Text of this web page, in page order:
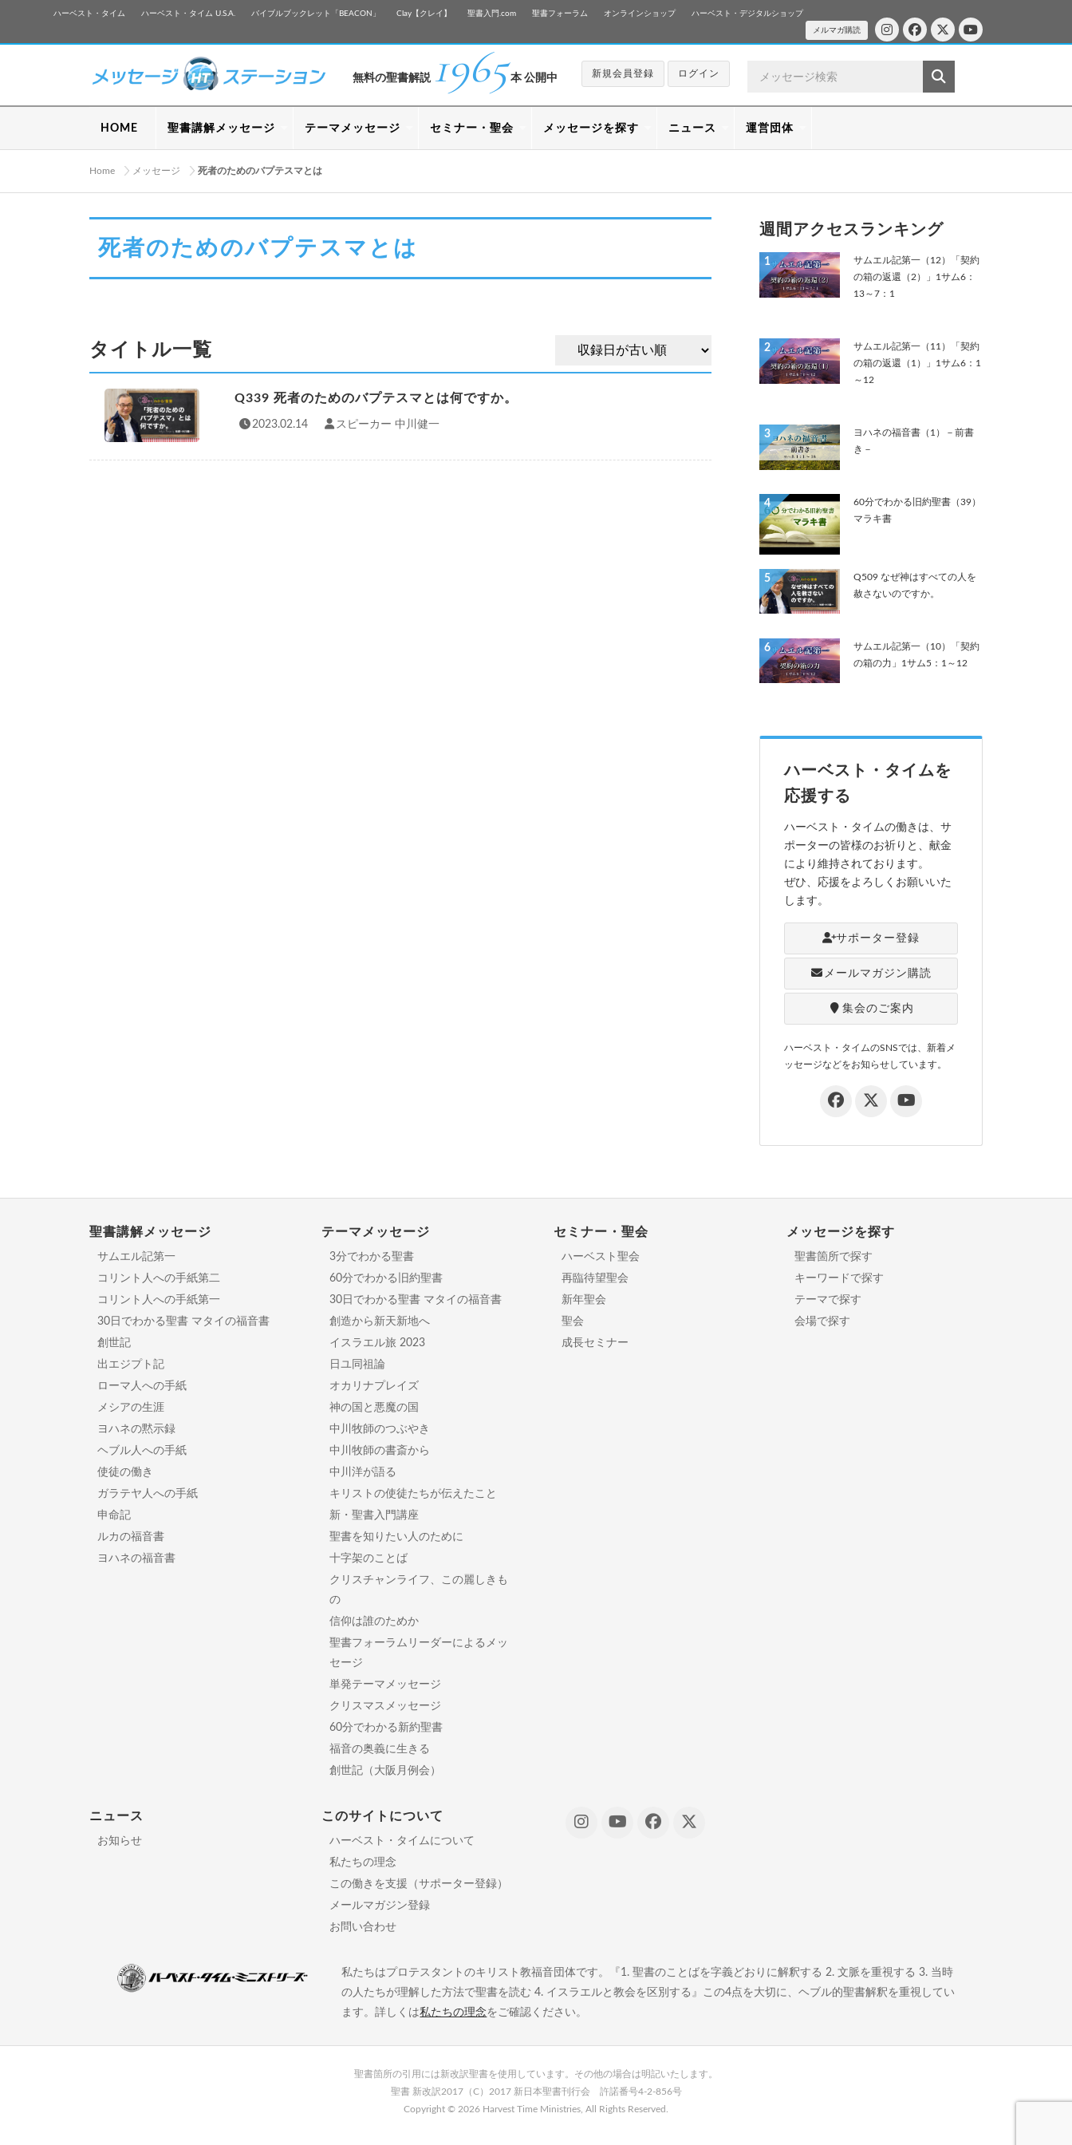
ハーベスト・タイム ハーベスト・タイム U.S.A. バイブルブックレット「BEACON」 Clay【クレイ】 聖書入門.com 聖書フォーラム オンラインショップ ハーベスト・デジタルショップ
メルマガ購読
無料の聖書解説 1965 本 公開中 新規会員登録 ログイン
HOME 聖書講解メッセージ テーマメッセージ セミナー・聖会 メッセージを探す ニュース 運営団体
Home メッセージ 死者のためのバプテスマとは
死者のためのバプテスマとは
タイトル一覧
Q339 死者のためのバプテスマとは何ですか。
2023.02.14 スピーカー 中川健一
週間アクセスランキング
1
サムエル記第一（12）「契約
の箱の返還（2）」1サム6：
13～7：1
2
サムエル記第一（11）「契約
の箱の返還（1）」1サム6：1
～12
3
ヨハネの福音書（1）－前書
き－
4
60分でわかる旧約聖書（39）
マラキ書
5
Q509 なぜ神はすべての人を
赦さないのですか。
6
サムエル記第一（10）「契約
の箱の力」1サム5：1～12
ハーベスト・タイムを
応援する
ハーベスト・タイムの働きは、サ
ポーターの皆様のお祈りと、献金
により維持されております。
ぜひ、応援をよろしくお願いいた
します。
サポーター登録
メールマガジン購読
集会のご案内
ハーベスト・タイムのSNSでは、新着メ
ッセージなどをお知らせしています。
聖書講解メッセージ
サムエル記第一
コリント人への手紙第二
コリント人への手紙第一
30日でわかる聖書 マタイの福音書
創世記
出エジプト記
ローマ人への手紙
メシアの生涯
ヨハネの黙示録
ヘブル人への手紙
使徒の働き
ガラテヤ人への手紙
申命記
ルカの福音書
ヨハネの福音書
テーマメッセージ
3分でわかる聖書
60分でわかる旧約聖書
30日でわかる聖書 マタイの福音書
創造から新天新地へ
イスラエル旅 2023
日ユ同祖論
オカリナプレイズ
神の国と悪魔の国
中川牧師のつぶやき
中川牧師の書斎から
中川洋が語る
キリストの使徒たちが伝えたこと
新・聖書入門講座
聖書を知りたい人のために
十字架のことば
クリスチャンライフ、この麗しきも
の
信仰は誰のためか
聖書フォーラムリーダーによるメッ
セージ
単発テーマメッセージ
クリスマスメッセージ
60分でわかる新約聖書
福音の奥義に生きる
創世記（大阪月例会）
セミナー・聖会
ハーベスト聖会
再臨待望聖会
新年聖会
聖会
成長セミナー
メッセージを探す
聖書箇所で探す
キーワードで探す
テーマで探す
会場で探す
ニュース
お知らせ
このサイトについて
ハーベスト・タイムについて
私たちの理念
この働きを支援（サポーター登録）
メールマガジン登録
お問い合わせ
私たちはプロテスタントのキリスト教福音団体です。『1. 聖書のことばを字義どおりに解釈する 2. 文脈を重視する 3. 当時
の人たちが理解した方法で聖書を読む 4. イスラエルと教会を区別する』この4点を大切に、ヘブル的聖書解釈を重視してい
ます。詳しくは私たちの理念をご確認ください。
聖書箇所の引用には新改訳聖書を使用しています。その他の場合は明記いたします。
聖書 新改訳2017（C）2017 新日本聖書刊行会 許諾番号4-2-856号
Copyright © 2026 Harvest Time Ministries, All Rights Reserved.